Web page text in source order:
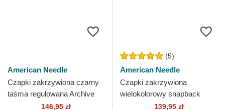
American Needle
Czapki zakrzywiona czarny
taśma regulowana Archive
Homestead Grays MLB
146,95 zł
(5)
American Needle
Czapki zakrzywiona
wielokolorowy snapback
California Sinclair American
139,95 zł